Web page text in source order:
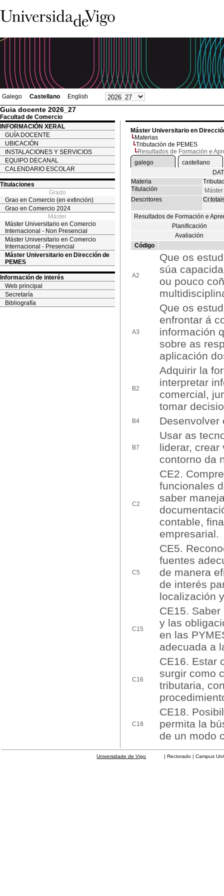
Galego Castellano English
Guia docente 2026_27
Facultad de Comercio
INFORMACIÓN XERAL
GUÍA DOCENTE
UBICACIÓN
INSTALACIONES Y SERVICIOS
EQUIPO DECANAL
CALENDARIO ESCOLAR
Titulaciones
Grado
Grao en Comercio (en extinción)
Grao en Comercio 2024
Máster
Máster Universitario en Comercio
Internacional - Non Presencial
Máster Universitario en Comercio
Internacional - Presencial
Máster Universitario en Dirección de
PEMES
Información de interés
Web principal
Secretaría
Bibliografía
Máster Universitario en
Materias
Tributación de PEMES
Resultados de Formación e
galego
castellano
Materia
Titulación
Descritores
Resultados de Formación e
Planificación
Avaliación
Código
A2
Que os
súa
ou pouco
A3
Que os
enfrontar á
información
sobre as
aplicación
B2
Adquirir la
interpretar
comercial,
tomar
B4 Desenvolver
B7
Usar as
liderar, crear
contorno da
C2
CE2.
funcionales
saber
contable,
empresarial.
C5
CE5.
fuentes
de manera
de interés
localización
C15
CE15.
y las
en las
adecuada a
C16
CE16. Estar
surgir como
tributaria,
C18
CE18.
permita la
de un modo
Universidade de Vigo | Rectorado | Campus